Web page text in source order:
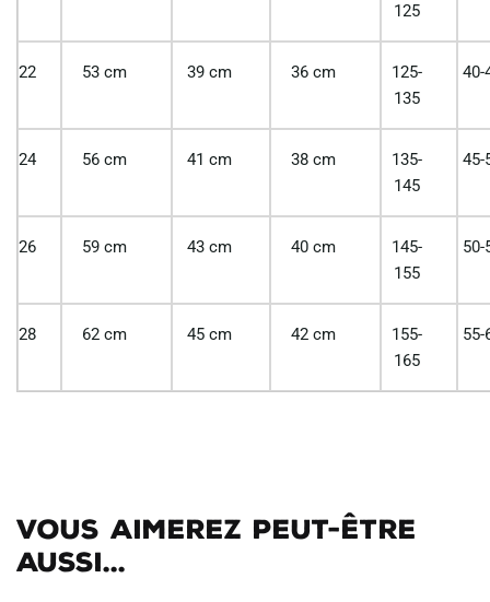
125
22 53 cm 39 cm 36 cm
125-
135
40-
24 56 cm 41 cm 38 cm
135-
145
45-
26 59 cm 43 cm 40 cm
145-
155
50-
28 62 cm 45 cm 42 cm
155-
165
55-
Vous aimerez peut-être
aussi...